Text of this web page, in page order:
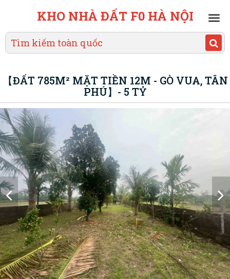
KHO NHÀ ĐẤT F0 HÀ NỘI
【ĐẤT 785M² MẶT TIỀN 12M - GÒ VUA, TÂN
PHÚ】- 5 TỶ